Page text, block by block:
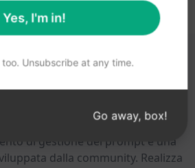
UTILI QUESTI LINK
di gestione dei prompt e una
dalla community. Realizza
Yes, I'm in!
Unsubscribe at any time.
Go away, box!